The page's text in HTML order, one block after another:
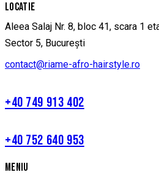
LOCATIE
Aleea Salaj Nr. 8, bloc 41, scara 1
Sector 5, București
contact@riame-afro-hairstyle.ro
+40 749 913 402
+40 752 640 953
MENIU